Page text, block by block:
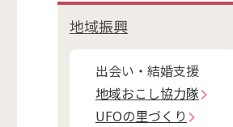
地域振興
出会い・結婚支援
地域おこし協力隊
UFOの里づくり